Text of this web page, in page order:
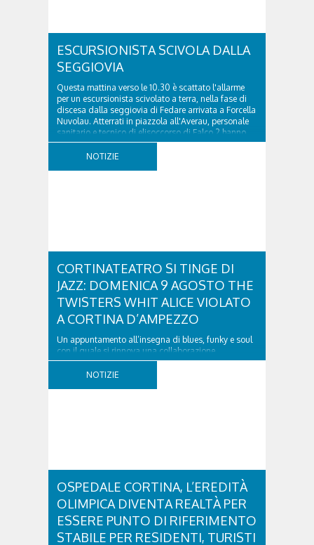
ESCURSIONISTA SCIVOLA DALLA
SEGGIOVIA
Questa mattina verso le 10.30 è scattato l'allarme
per un escursionista scivolato a terra, nella fase di
discesa dalla seggiovia di Fedare arrivata a Forcella
Nuvolau. Atterrati in piazzola all'Averau, personale
sanitario e tecnico di elisoccorso di Falco 2 hanno
raggiunto il 74enne di Teolo...
NOTIZIE
CORTINATEATRO SI TINGE DI
JAZZ: DOMENICA 9 AGOSTO THE
TWISTERS WHIT ALICE VIOLATO
A CORTINA D’AMPEZZO
Un appuntamento all’insegna di blues, funky e soul
con il quale si rinnova una collaborazione
collaudata, quella con il Dolomiti Blues&Soul
Festival. Domenica 9 agosto alle 18.00 in piazza
NOTIZIE
OSPEDALE CORTINA, L’EREDITÀ
OLIMPICA DIVENTA REALTÀ PER
ESSERE PUNTO DI RIFERIMENTO
STABILE PER RESIDENTI, TURISTI